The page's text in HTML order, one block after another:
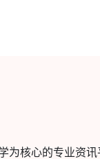
为核心的专业资